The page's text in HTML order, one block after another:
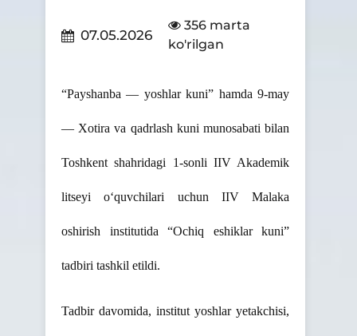
07.05.2026
356 marta
ko'rilgan
“Payshanba — yoshlar kuni” hamda 9-may
— Xotira va qadrlash kuni munosabati bilan
Toshkent shahridagi 1-sonli IIV Akademik
litseyi o‘quvchilari uchun IIV Malaka
oshirish institutida “Ochiq eshiklar kuni”
tadbiri tashkil etildi.
Tadbir davomida, institut yoshlar yetakchisi,